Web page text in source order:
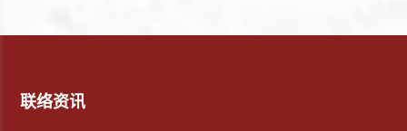
联络资讯